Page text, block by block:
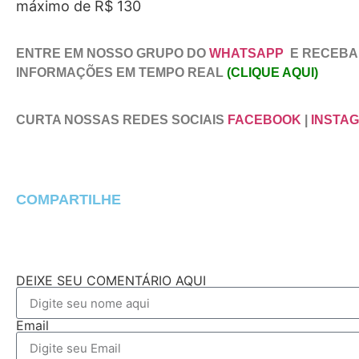
máximo de R$ 130
ENTRE EM NOSSO GRUPO DO WHATSAPP
E RECEBA
INFORMAÇÕES EM TEMPO REAL (CLIQUE AQUI)
CURTA NOSSAS REDES SOCIAIS FACEBOOK
COMPARTILHE
DEIXE SEU COMENTÁRIO AQUI
Email